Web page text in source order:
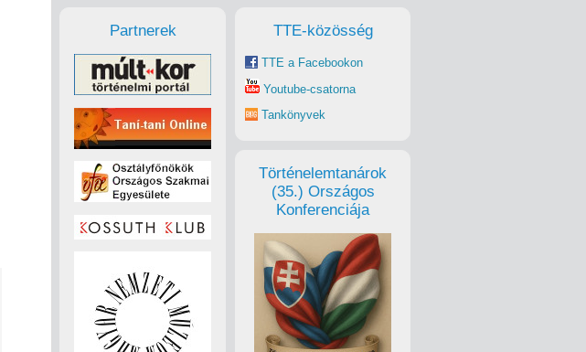
TTE-közösség
TTE a Facebookon
Youtube-csatorna
Tankönyvek
Történelemtanárok
(35.) Országos
Konferenciája
Partnerek